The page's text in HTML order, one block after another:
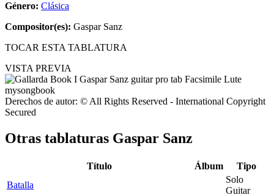
Género: Clásica
Compositor(es): Gaspar Sanz
TOCAR ESTA TABLATURA
VISTA PREVIA
Derechos de autor: © All Rights Reserved - International Copyright
Secured
Otras tablaturas Gaspar Sanz
Título Álbum
Tipo
Batalla
Solo
Guitar